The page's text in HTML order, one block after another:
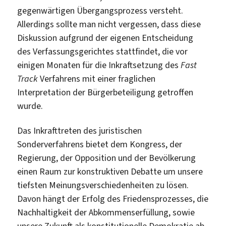
gegenwärtigen Übergangsprozess versteht.
Allerdings sollte man nicht vergessen, dass diese
Diskussion aufgrund der eigenen Entscheidung
des Verfassungsgerichtes stattfindet, die vor
einigen Monaten für die Inkraftsetzung desFast
TrackVerfahrens mit einer fraglichen
Interpretation der Bürgerbeteiligung getroffen
wurde.
Das Inkrafttreten des juristischen
Sonderverfahrens bietet dem Kongress, der
Regierung, der Opposition und der Bevölkerung
einen Raum zur konstruktiven Debatte um unsere
tiefsten Meinungsverschiedenheiten zu lösen.
Davon hängt der Erfolg des Friedensprozesses, die
Nachhaltigkeit der Abkommenserfüllung, sowie